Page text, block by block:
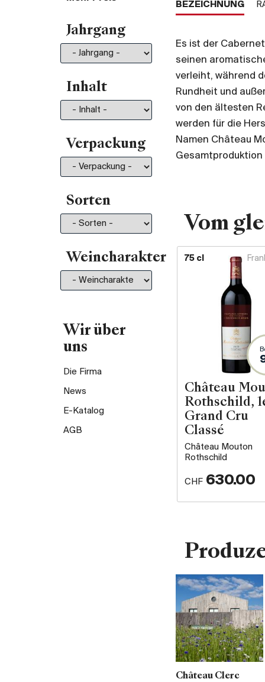
Von 50.- bis 75.-
Von 75.- bis 100.-
130
Von 150.- bis 200.-
Mehr als 200.-
210
Jahrgang
Inhalt
Verpackung
Sorten
Weincharakter
Wir über
uns
Die Firma
News
E-Katalog
AGB
BEZEICHNUNG
Es ist der
seinen
verleiht, während
Rundheit und
von den ältesten
werden für die
Namen Château
Gesamtproduktion
Vom
75 cl
Château
Rothschild,
Grand Cru
Classé
Château Mouton
Rothschild
CHF 630.00
Château Clerc